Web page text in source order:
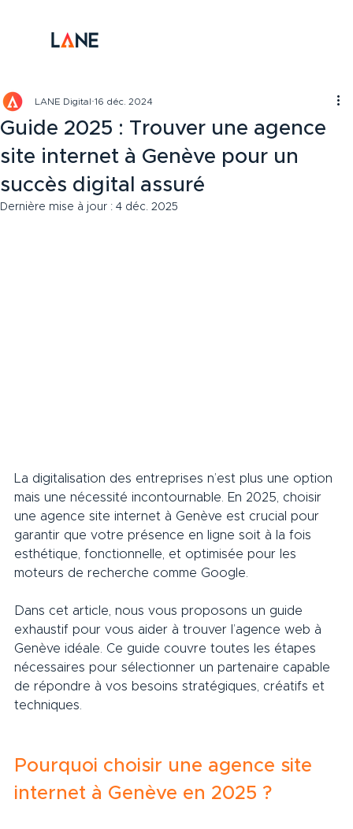
Guide 2025 : Trouver une agence
site internet à Genève pour un
succès digital assuré
LANE Digital 16 déc. 2024
Dernière mise à jour : 4 déc. 2025
La digitalisation des entreprises n’est plus une option
mais une nécessité incontournable. En 2025, choisir
une agence site internet à Genève est crucial pour
garantir que votre présence en ligne soit à la fois
esthétique, fonctionnelle, et optimisée pour les
moteurs de recherche comme Google.
Dans cet article, nous vous proposons un guide
exhaustif pour vous aider à trouver l’agence web à
Genève idéale. Ce guide couvre toutes les étapes
nécessaires pour sélectionner un partenaire capable
de répondre à vos besoins stratégiques, créatifs et
techniques.
Pourquoi choisir une agence site
internet à Genève en 2025 ?